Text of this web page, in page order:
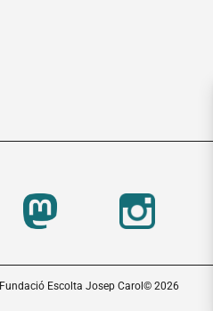
Fundació Escolta Josep Carol © 2026